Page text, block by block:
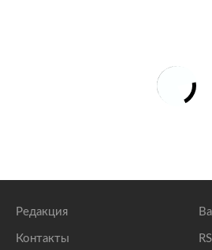
Редакция
Контакты